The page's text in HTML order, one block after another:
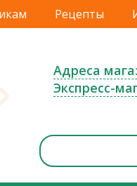
Рецепты
Адреса
Экспресс-